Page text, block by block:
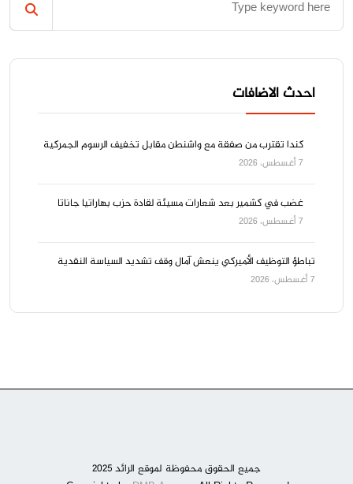
احدث الاضافات
كندا تقترب من صفقة مع واشنطن مقابل تخفيف الرسوم الجمركية
7 أغسطس، 2026
غضب في كشمير بعد شعارات مسيئة لقادة حزب بهاراتيا جاناتا
7 أغسطس، 2026
تباطؤ التوظيف الأميركي ينعش آمال وقف تشديد السياسة النقدية
7 أغسطس، 2026
جميع الحقوق محفوظة لموقع الرائد 2025